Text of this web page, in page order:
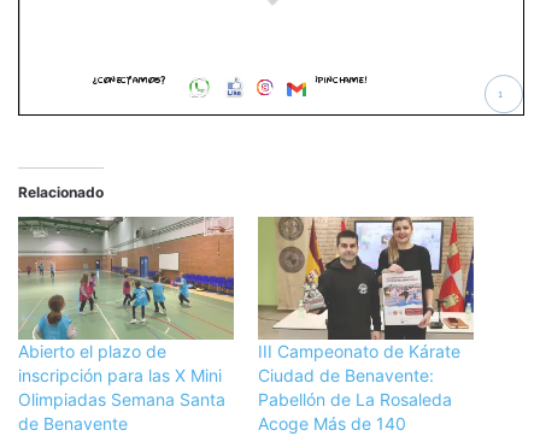
Relacionado
Abierto el plazo de
inscripción para las X Mini
Olimpiadas Semana Santa
de Benavente
III Campeonato de Kárate
Ciudad de Benavente:
Pabellón de La Rosaleda
Acoge Más de 140